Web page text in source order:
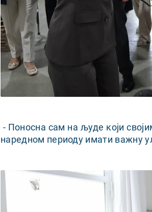
- Поносна сам на људе који
наредном периоду имати важну